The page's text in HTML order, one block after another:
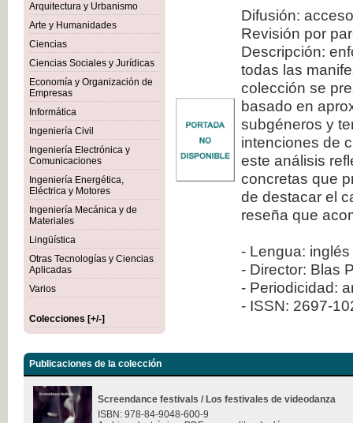
Arquitectura y Urbanismo
Arte y Humanidades
Ciencias
Ciencias Sociales y Jurídicas
Economía y Organización de
Empresas
Informática
Ingeniería Civil
Ingeniería Electrónica y
Comunicaciones
Ingeniería Energética,
Eléctrica y Motores
Ingeniería Mecánica y de
Materiales
Lingüística
Otras Tecnologías y Ciencias
Aplicadas
Varios
Colecciones [+/-]
Difusión:
Revisión por
Descripción:
todas las
colección se
basado en
subgéneros y
intenciones de
este análisis
concretas que
de destacar el
reseña que
- Lengua:
- Director: Blas
- Periodicidad:
- ISSN: 2697-
Publicaciones de la colección
Screendance festivals / Los festivales de videodanza
ISBN: 978-84-9048-600-9